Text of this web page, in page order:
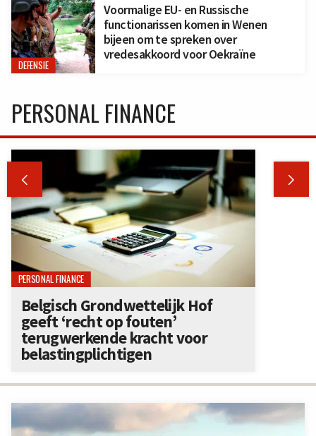
DEFENSIE
Voormalige EU- en Russische
functionarissen komen in Wenen
bijeen om te spreken over
vredesakkoord voor Oekraïne
PERSONAL FINANCE
 
PERSONAL FINANCE
Belgisch Grondwettelijk Hof
geeft ‘recht op fouten’
terugwerkende kracht voor
belastingplichtigen